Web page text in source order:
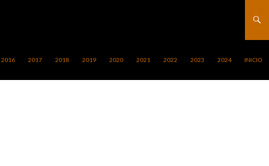
2016 2017 2018 2019 2020 2021 2022 2023 2024 INICIO